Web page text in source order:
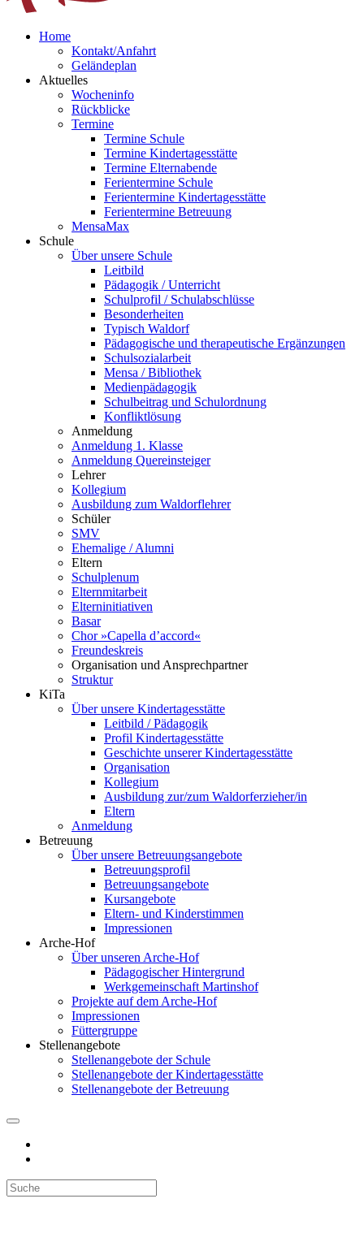
Home
Kontakt/Anfahrt
Geländeplan
Aktuelles
Wocheninfo
Rückblicke
Termine
Termine Schule
Termine Kindertagesstätte
Termine Elternabende
Ferientermine Schule
Ferientermine Kindertagesstätte
Ferientermine Betreuung
MensaMax
Schule
Über unsere Schule
Leitbild
Pädagogik / Unterricht
Schulprofil / Schulabschlüsse
Besonderheiten
Typisch Waldorf
Pädagogische und therapeutische Ergänzungen
Schulsozialarbeit
Mensa / Bibliothek
Medienpädagogik
Schulbeitrag und Schulordnung
Konfliktlösung
Anmeldung
Anmeldung 1. Klasse
Anmeldung Quereinsteiger
Lehrer
Kollegium
Ausbildung zum Waldorflehrer
Schüler
SMV
Ehemalige / Alumni
Eltern
Schulplenum
Elternmitarbeit
Elterninitiativen
Basar
Chor »Capella d’accord«
Freundeskreis
Organisation und Ansprechpartner
Struktur
KiTa
Über unsere Kindertagesstätte
Leitbild / Pädagogik
Profil Kindertagesstätte
Geschichte unserer Kindertagesstätte
Organisation
Kollegium
Ausbildung zur/zum Waldorferzieher/in
Eltern
Anmeldung
Betreuung
Über unsere Betreuungsangebote
Betreuungsprofil
Betreuungsangebote
Kursangebote
Eltern- und Kinderstimmen
Impressionen
Arche-Hof
Über unseren Arche-Hof
Pädagogischer Hintergrund
Werkgemeinschaft Martinshof
Projekte auf dem Arche-Hof
Impressionen
Füttergruppe
Stellenangebote
Stellenangebote der Schule
Stellenangebote der Kindertagesstätte
Stellenangebote der Betreuung